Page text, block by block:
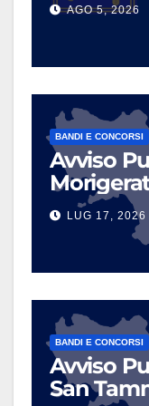
AGO 5, 2026
BANDI E CONCORSI
Avviso
LUG 17, 2026
BANDI E CONCORSI
Avviso
San